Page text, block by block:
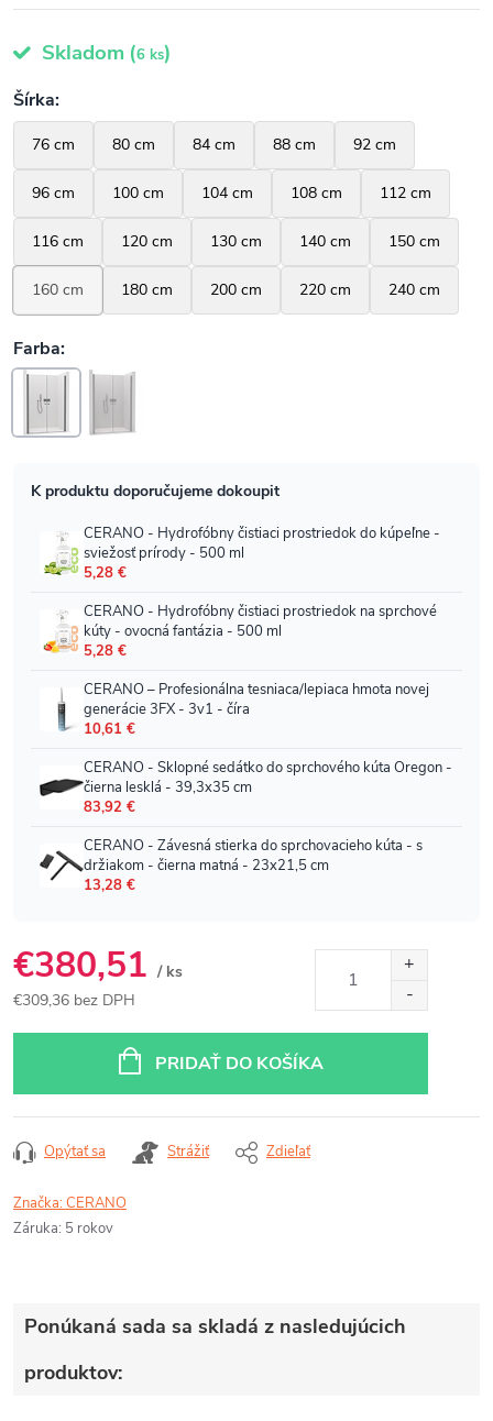
Skladom (6 ks)
€380,51 / ks
€309,36 bez DPH
PRIDAŤ DO KOŠÍKA
Opýtať sa Strážiť Zdieľať
Značka:CERANO
Záruka: 5 rokov
Ponúkaná sada sa skladá z nasledujúcich
produktov: